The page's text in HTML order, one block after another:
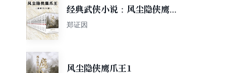
经典武侠小说：风尘隐侠鹰爪
王（套装共22册）
郑证因
风尘隐侠鹰爪王1